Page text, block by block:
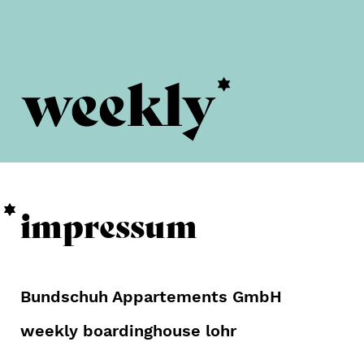
impressum
Bundschuh Appartements GmbH
weekly boardinghouse lohr